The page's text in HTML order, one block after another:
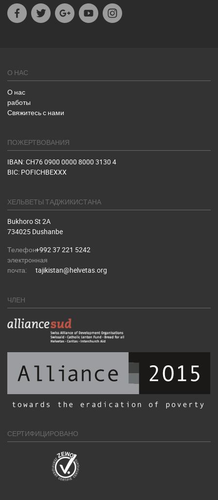
FacebookTwitter Google+ Youtube
О НАС
О нас
работы
Свяжитесь с нами
ПОЖЕРТВОВАНИЯ
IBAN: CH76 0900 0000 8000 3130 4
BIC: POFICHBEXXX
ХЕЛЬВЕТЫ ТАДЖИКИСТАНА
Bukhoro St 2A
734025 Dushanbe
Телефон:+992 37 221 5242
электронная
почта:
tajikistan@helvetas.org
ЧЛЕН
СЕРТИФИЦИРОВАНО